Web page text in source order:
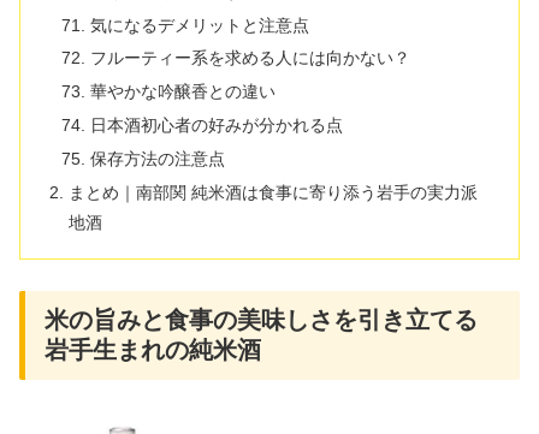
気になるデメリットと注意点
フルーティー系を求める人には向かない？
華やかな吟醸香との違い
日本酒初心者の好みが分かれる点
保存方法の注意点
まとめ｜南部関 純米酒は食事に寄り添う岩手の実力派
地酒
米の旨みと食事の美味しさを引き立てる
岩手生まれの純米酒